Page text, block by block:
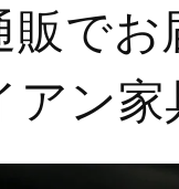
販でお
アン家